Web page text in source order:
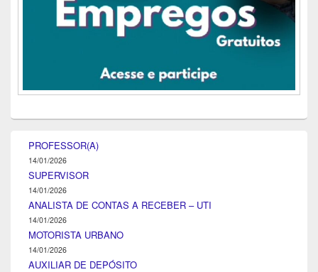
PROFESSOR(A)
14/01/2026
SUPERVISOR
14/01/2026
ANALISTA DE CONTAS A RECEBER – UTI
14/01/2026
MOTORISTA URBANO
14/01/2026
AUXILIAR DE DEPÓSITO